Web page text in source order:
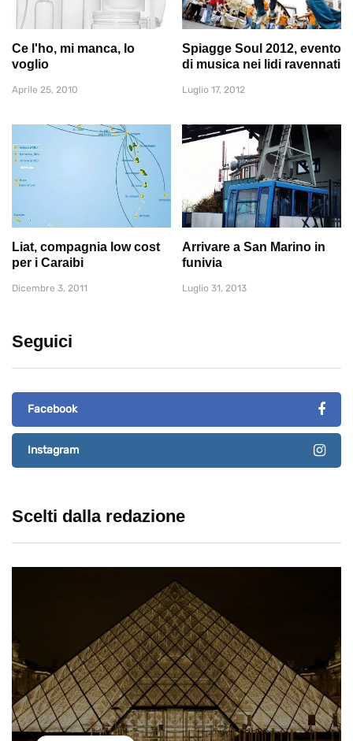
Ce l'ho, mi manca, lo
voglio
Aprile 25, 2010
Spiagge Soul 2012, evento
di musica nei lidi ravennati
Luglio 17, 2012
Liat, compagnia low cost
per i Caraibi
Dicembre 3, 2011
Arrivare a San Marino in
funivia
Luglio 31, 2013
Seguici
Facebook
Instagram
Scelti dalla redazione